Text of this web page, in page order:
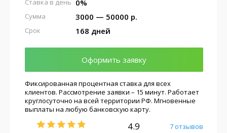
0%
Ставка в день
3000 — 50000 р.
Сумма
168 дней
Срок
Оформить заявку
Фиксированная процентная ставка для всех
клиентов. Рассмотрение заявки – 15 минут. Работает
круглосуточно на всей территории РФ. Мгновенные
выплаты на любую банковскую карту.
4.9 7 отзывов